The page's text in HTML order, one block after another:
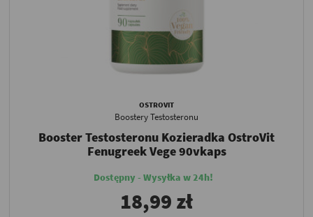
OSTROVIT
Boostery Testosteronu
Booster Testosteronu Kozieradka OstroVit
Fenugreek Vege 90vkaps
Dostępny - Wysyłka w 24h!
18,99 zł